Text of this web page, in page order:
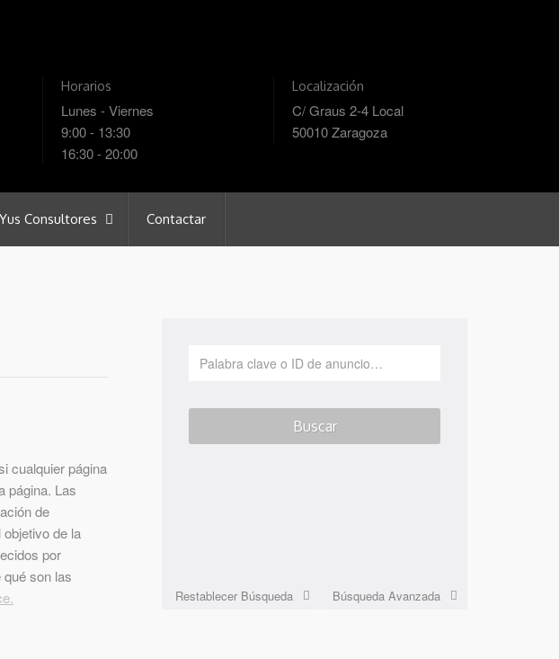
Horarios
Lunes - Viernes
9:00 - 13:30
16:30 - 20:00
Localización
C/ Graus 2-4 Local
50010 Zaragoza
Consultores Contactar
cualquier página
página. Las
de
de la
por
son las
Búsqueda Avanzada
Restablecer Búsqueda